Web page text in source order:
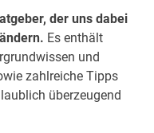
der uns dabei
Es enthält
und
zahlreiche Tipps
überzeugend